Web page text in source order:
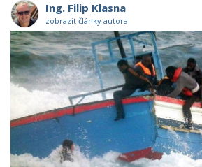
Ing. Filip Klasna
zobrazit články autora